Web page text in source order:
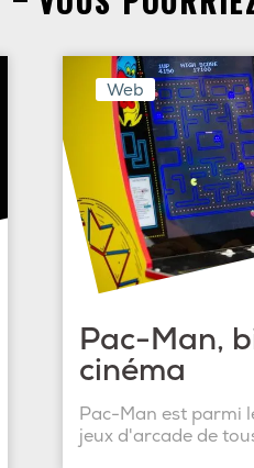
Web
Pac-Man,
cinéma
Pac-Man est parmi
jeux d'arcade de